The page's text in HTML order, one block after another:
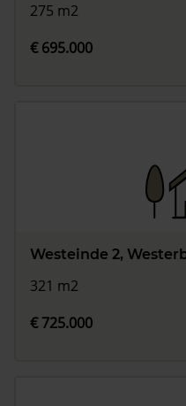
275 m2
€ 695.000
Westeinde 2,
321 m2
€ 725.000